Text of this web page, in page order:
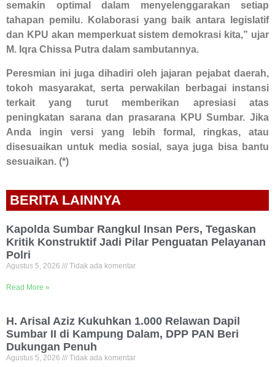
semakin optimal dalam menyelenggarakan setiap
tahapan pemilu. Kolaborasi yang baik antara legislatif
dan KPU akan memperkuat sistem demokrasi kita,” ujar
M. Iqra Chissa Putra dalam sambutannya.
Peresmian ini juga dihadiri oleh jajaran pejabat daerah,
tokoh masyarakat, serta perwakilan berbagai instansi
terkait yang turut memberikan apresiasi atas
peningkatan sarana dan prasarana KPU Sumbar. Jika
Anda ingin versi yang lebih formal, ringkas, atau
disesuaikan untuk media sosial, saya juga bisa bantu
sesuaikan. (*)
BERITA LAINNYA
Kapolda Sumbar Rangkul Insan Pers, Tegaskan
Kritik Konstruktif Jadi Pilar Penguatan Pelayanan
Polri
Agustus 5, 2026 Tidak ada komentar
Read More »
H. Arisal Aziz Kukuhkan 1.000 Relawan Dapil
Sumbar II di Kampung Dalam, DPP PAN Beri
Dukungan Penuh
Agustus 5, 2026 Tidak ada komentar